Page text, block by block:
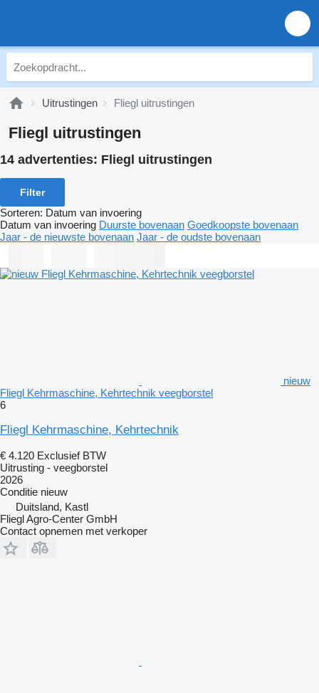
Uitrustingen Fliegl uitrustingen
Fliegl uitrustingen
14 advertenties: Fliegl uitrustingen
Filter
Sorteren: Datum van invoering
Datum van invoering Duurste bovenaan Goedkoopste bovenaan
Jaar - de nieuwste bovenaan Jaar - de oudste bovenaan
nieuw
Fliegl Kehrmaschine, Kehrtechnik veegborstel
6
Fliegl Kehrmaschine, Kehrtechnik
€ 4.120 Exclusief BTW
Uitrusting - veegborstel
2026
Conditie nieuw
Duitsland, Kastl
Fliegl Agro-Center GmbH
Contact opnemen met verkoper